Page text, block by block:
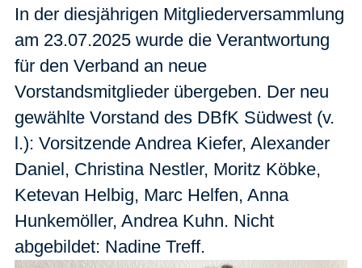
In der diesjährigen Mitgliederversammlung
am 23.07.2025 wurde die Verantwortung
für den Verband an neue
Vorstandsmitglieder übergeben. Der neu
gewählte Vorstand des DBfK Südwest (v.
l.): Vorsitzende Andrea Kiefer, Alexander
Daniel, Christina Nestler, Moritz Köbke,
Ketevan Helbig, Marc Helfen, Anna
Hunkemöller, Andrea Kuhn. Nicht
abgebildet: Nadine Treff.